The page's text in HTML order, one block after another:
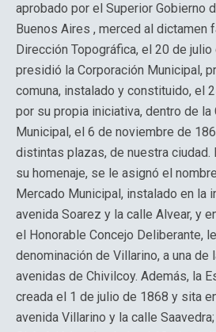
aprobado por el Superior Gobierno
Buenos Aires , merced al dictamen
Dirección Topográfica, el 20 de
presidió la Corporación Municipal,
comuna, instalado y constituido, el
por su propia iniciativa, dentro de la
Municipal, el 6 de noviembre de
distintas plazas, de nuestra ciudad.
su homenaje, se le asignó el
Mercado Municipal, instalado en la
avenida Soarez y la calle Alvear, y
el Honorable Concejo Deliberante,
denominación de Villarino, a una de
avenidas de Chivilcoy. Además, la
creada el 1 de julio de 1868 y sita
avenida Villarino y la calle